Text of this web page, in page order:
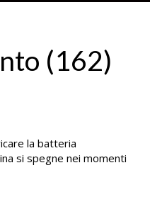
(162)
la batteria
si spegne nei momenti